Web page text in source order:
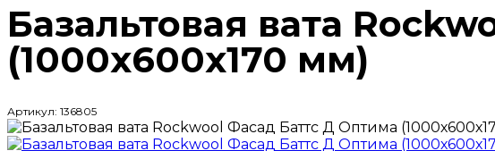
Базальтовая вата
(1000х600х170 мм)
Артикул: 136805